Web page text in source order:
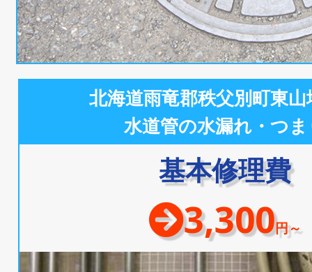
北海道雨竜郡秩父別町東
水道管の水漏れ・つ
基本修理費
3,300円～